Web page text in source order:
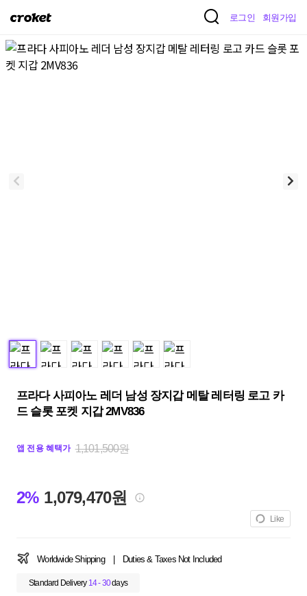
크
켓
로그인 회원가입
프라다 사피아노 레더 남성 장지갑 메탈 레터링 로고 카
드 슬롯 포켓 지갑 2MV836
앱 전용 혜택가 1,101,500원
2% 1,079,470원
Like
Worldwide Shipping Duties & Taxes Not Included
Standard Delivery 14 - 30days